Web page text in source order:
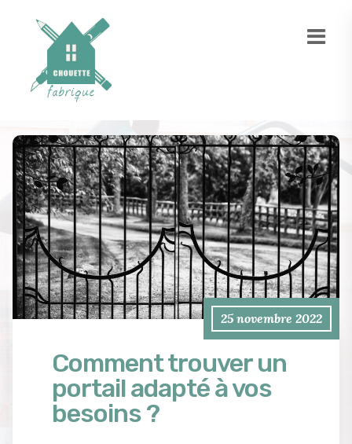
25 novembre 2022
Comment trouver un
portail adapté à vos
besoins ?